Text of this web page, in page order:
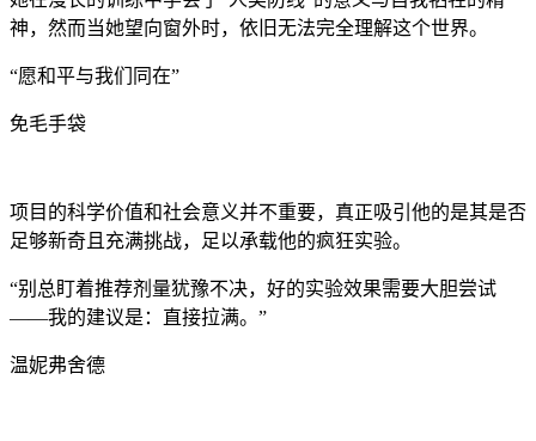
神，然而当她望向窗外时，依旧无法完全理解这个世界。
“愿和平与我们同在”
免毛手袋
项目的科学价值和社会意义并不重要，真正吸引他的是其是否
足够新奇且充满挑战，足以承载他的疯狂实验。
“别总盯着推荐剂量犹豫不决，好的实验效果需要大胆尝试
——我的建议是：直接拉满。”
温妮弗舍德